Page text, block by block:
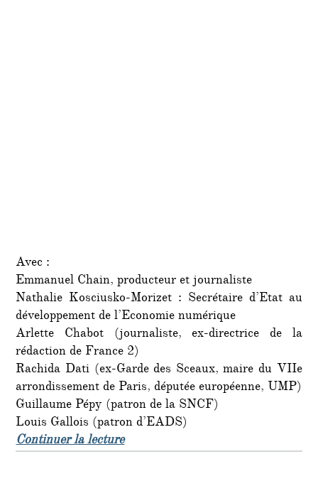
Avec :
Emmanuel Chain, producteur et journaliste
Nathalie Kosciusko-Morizet : Secrétaire d’Etat au
développement de l’Economie numérique
Arlette Chabot (journaliste, ex-directrice de la
rédaction de France 2)
Rachida Dati (ex-Garde des Sceaux, maire du VIIe
arrondissement de Paris, députée européenne, UMP)
Guillaume Pépy (patron de la SNCF)
Louis Gallois (patron d’EADS)
Continuer la lecturede « Le dîner mensuel du « Siècle